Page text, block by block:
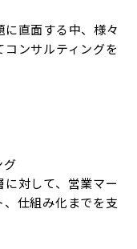
直面する中、様々
ンサルティングを
グ
対して、営業マー
仕組み化までを支